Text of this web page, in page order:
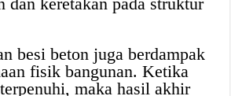
besi beton juga berdampak
fisik bangunan. Ketika
maka hasil akhir